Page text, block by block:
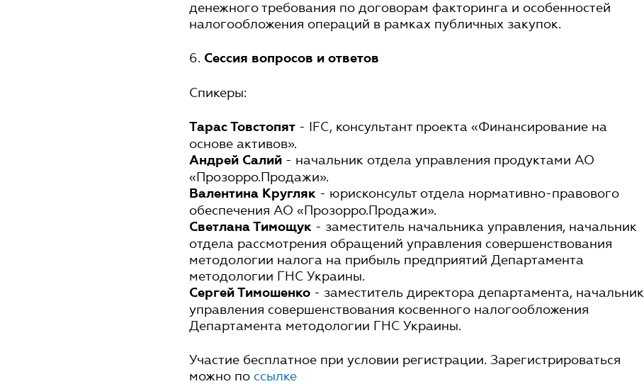
денежного требования по договорам факторинга и особенностей
налогообложения операций в рамках публичных закупок.
6. Сессия вопросов и ответов
Спикеры:
Тарас Товстопят - IFC, консультант проекта «Финансирование на
основе активов».
Андрей Салий - начальник отдела управления продуктами АО
«Прозорро.Продажи».
Валентина Кругляк - юрисконсульт отдела нормативно-правового
обеспечения АО «Прозорро.Продажи».
Светлана Тимощук - заместитель начальника управления, начальник
отдела рассмотрения обращений управления совершенствования
методологии налога на прибыль предприятий Департамента
методологии ГНС Украины.
Сергей Тимошенко - заместитель директора департамента, начальник
управления совершенствования косвенного налогообложения
Департамента методологии ГНС Украины.
Участие бесплатное при условии регистрации. Зарегистрироваться
можно по ссылке